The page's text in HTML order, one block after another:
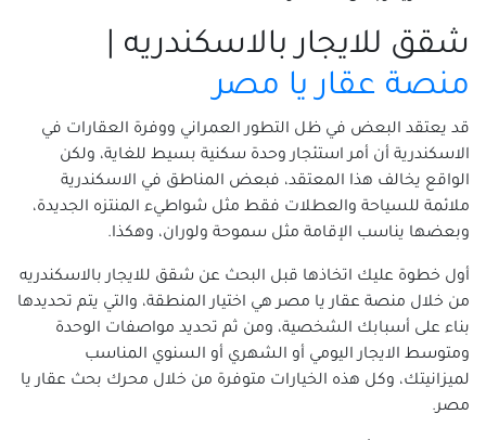
شقق للإيجار في المعمورة
شقق للإيجار في المكس
شقق للإيجار في المنتزة
شقق للايجار بالمندرة
شقق للإيجار في المنشية
شقق للإيجار في الهانوفيل
شقق للإيجار في الورديان
شقق للايجار في باكوس
شقق للإيجار في بحرى والأنفوشى
شقق للإيجار في برج العرب الجديده
شقق للإيجار في برج العرب
شقق للايجار بالاسكندريه |
منصة عقار يا مصر
قد يعتقد البعض في ظل التطور العمراني ووفرة العقارات في
الاسكندرية أن أمر استئجار وحدة سكنية بسيط للغاية، ولكن
الواقع يخالف هذا المعتقد، فبعض المناطق في الاسكندرية
ملائمة للسياحة والعطلات فقط مثل شواطيء المنتزه الجديدة،
وبعضها يناسب الإقامة مثل سموحة ولوران، وهكذا.
أول خطوة عليك اتخاذها قبل البحث عن شقق للايجار بالاسكندريه
من خلال منصة عقار يا مصر هي اختيار المنطقة، والتي يتم تحديدها
بناء على أسبابك الشخصية، ومن ثم تحديد مواصفات الوحدة
ومتوسط الايجار اليومي أو الشهري أو السنوي المناسب
لميزانيتك، وكل هذه الخيارات متوفرة من خلال محرك بحث عقار يا
مصر.